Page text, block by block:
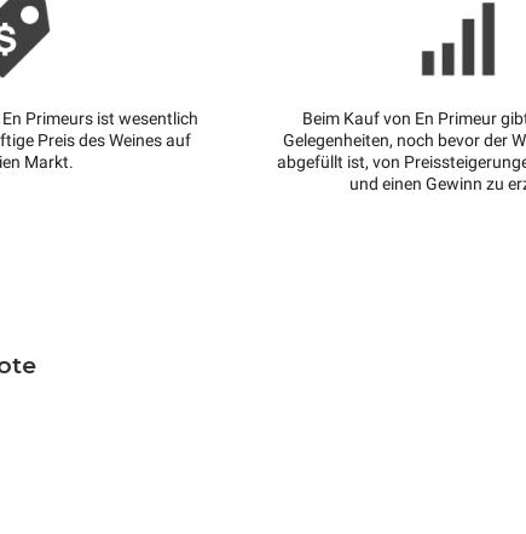
Primeurs ist wesentlich
Preis des Weines auf
Markt.
Beim Kauf von En Primeur
Gelegenheiten, noch bevor der
abgefüllt ist, von
und einen Gewinn zu